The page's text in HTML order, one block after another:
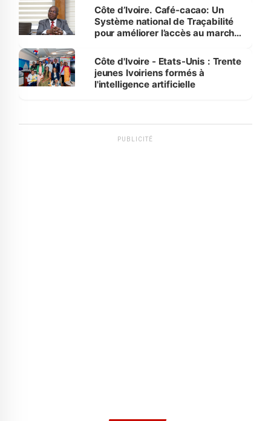
Côte d’Ivoire. Café-cacao: Un
Système national de Traçabilité
pour améliorer l’accès au marché
Côte d'Ivoire - Etats-Unis : Trente
jeunes Ivoiriens formés à
l'intelligence artificielle
PUBLICITÉ